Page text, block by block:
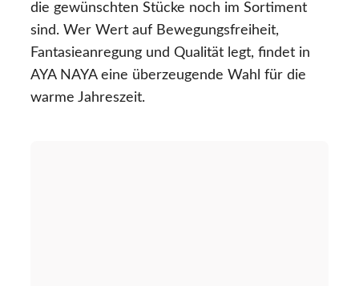
die gewünschten Stücke noch im Sortiment
sind. Wer Wert auf Bewegungsfreiheit,
Fantasieanregung und Qualität legt, findet in
AYA NAYA eine überzeugende Wahl für die
warme Jahreszeit.